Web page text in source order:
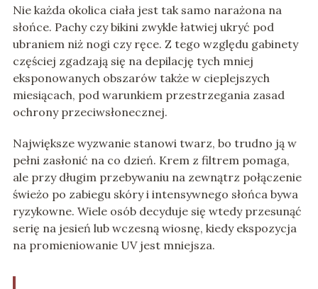
Nie każda okolica ciała jest tak samo narażona na
słońce. Pachy czy bikini zwykle łatwiej ukryć pod
ubraniem niż nogi czy ręce. Z tego względu gabinety
częściej zgadzają się na depilację tych mniej
eksponowanych obszarów także w cieplejszych
miesiącach, pod warunkiem przestrzegania zasad
ochrony przeciwsłonecznej.
Największe wyzwanie stanowi twarz, bo trudno ją w
pełni zasłonić na co dzień. Krem z filtrem pomaga,
ale przy długim przebywaniu na zewnątrz połączenie
świeżo po zabiegu skóry i intensywnego słońca bywa
ryzykowne. Wiele osób decyduje się wtedy przesunąć
serię na jesień lub wczesną wiosnę, kiedy ekspozycja
na promieniowanie UV jest mniejsza.